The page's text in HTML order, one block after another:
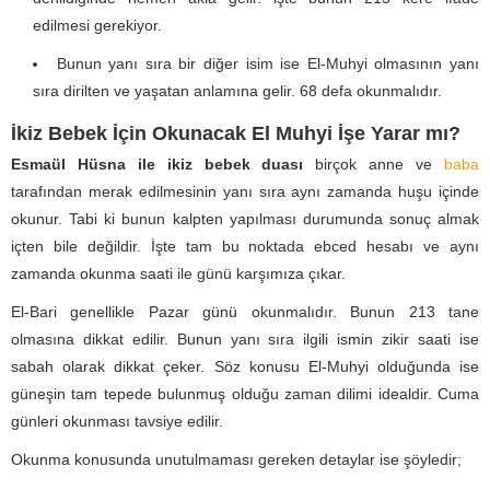
edilmesi gerekiyor.
Bunun yanı sıra bir diğer isim ise El-Muhyi olmasının yanı
sıra dirilten ve yaşatan anlamına gelir. 68 defa okunmalıdır.
İkiz Bebek İçin Okunacak El Muhyi İşe Yarar mı?
Esmaül Hüsna ile ikiz bebek duası birçok anne ve baba
tarafından merak edilmesinin yanı sıra aynı zamanda huşu içinde
okunur. Tabi ki bunun kalpten yapılması durumunda sonuç almak
içten bile değildir. İşte tam bu noktada ebced hesabı ve aynı
zamanda okunma saati ile günü karşımıza çıkar.
El-Bari genellikle Pazar günü okunmalıdır. Bunun 213 tane
olmasına dikkat edilir. Bunun yanı sıra ilgili ismin zikir saati ise
sabah olarak dikkat çeker. Söz konusu El-Muhyi olduğunda ise
güneşin tam tepede bulunmuş olduğu zaman dilimi idealdir. Cuma
günleri okunması tavsiye edilir.
Okunma konusunda unutulmaması gereken detaylar ise şöyledir;